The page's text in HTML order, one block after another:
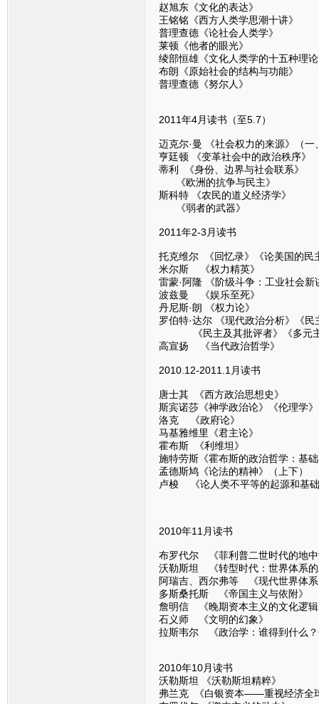
赵旭东《文化的表达》
王铭铭《西方人类学思潮十讲》
普理查德《论社会人类学》
莱顿《他者的眼光》
绫部恒雄《文化人类学的十五种理
布朗《原始社会的结构与功能》
普理查德《努尔人》
2011年4月读书（至5.7）
迈克尔·曼 《社会权力的来源》（一
亨廷顿 《变革社会中的政治秩序》
蒂利 《身份、边界与社会联系》
《欧洲的抗争与民主》
斯科特 《农民的道义经济学》
《弱者的武器》
2011年2-3月读书
托克维尔 《回忆录》《论美国的民
米尔斯 《权力精英》
雷蒙·阿隆 《阶级斗争：工业社会新
波兹曼 《娱乐至死》
丹尼斯·朗 《权力论》
罗伯特·达尔 《现代政治分析》《民
《民主及其批评者》《多元主
高宣扬 《当代政治哲学》
2010.12-2011.1月读书
唐士其 《西方政治思想史》
斯宾诺莎《神学政治论》《伦理学
洛克 《政府论》
马基雅维里《君主论》
霍布斯 《利维坦》
施特劳斯《霍布斯的政治哲学：基
孟德斯鸠《论法的精神》（上下）
卢梭 《论人类不平等的起源和基
2010年11月读书
布罗代尔 《菲利普二世时代的地
沃勒斯坦 《转型时代：世界体系
阿瑞吉、西尔弗等 《现代世界体
多斯桑托斯 《帝国主义与依附》
詹明信 《晚期资本主义的文化逻
石义师 《文明的幻象》
拉斯韦尔 《政治学：谁得到什么
2010年10月读书
沃勒斯坦 《沃勒斯坦精粹》
弗兰克 《白银资本——重视经济全